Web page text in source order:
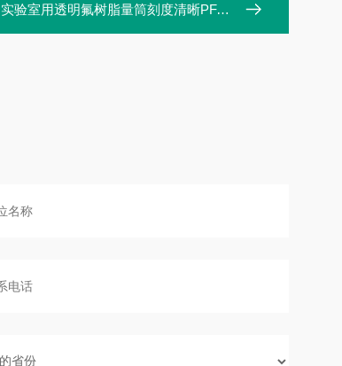
实验室用透明氟树脂量筒刻度清晰PFA量筒